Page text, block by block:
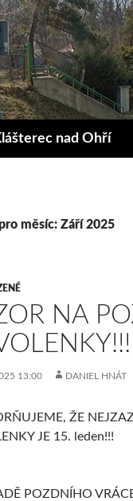
nad Ohří
měsíc: Září 2025
NA
13:00 DANIEL HNÁT
ŽE
JE 15. leden!!!
POZDNÍHO